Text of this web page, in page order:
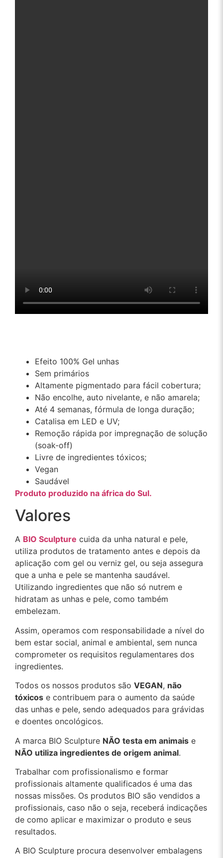
Efeito 100% Gel unhas
Sem primários
Altamente pigmentado para fácil cobertura;
Não encolhe, auto nivelante, e não amarela;
Até 4 semanas, fórmula de longa duração;
Catalisa em LED e UV;
Remoção rápida por impregnação de solução
(soak-off)
Livre de ingredientes tóxicos;
Vegan
Saudável
Produto produzido na áfrica do Sul.
Valores
A BIO Sculpture cuida da unha natural e pele,
utiliza produtos de tratamento antes e depois da
aplicação com gel ou verniz gel, ou seja assegura
que a unha e pele se mantenha saudável.
Utilizando ingredientes que não só nutrem e
hidratam as unhas e pele, como também
embelezam.
Assim, operamos com responsabilidade a nível do
bem estar social, animal e ambiental, sem nunca
comprometer os requisitos regulamentares dos
ingredientes.
Todos os nossos produtos são VEGAN, não
tóxicos e contribuem para o aumento da saúde
das unhas e pele, sendo adequados para grávidas
e doentes oncológicos.
A marca BIO Sculpture NÃO testa em animais e
NÃO utiliza ingredientes de origem animal.
Trabalhar com profissionalismo e formar
profissionais altamente qualificados é uma das
nossas missões. Os produtos BIO são vendidos a
profissionais, caso não o seja, receberá indicações
de como aplicar e maximizar o produto e seus
resultados.
A BIO Sculpture procura desenvolver embalagens